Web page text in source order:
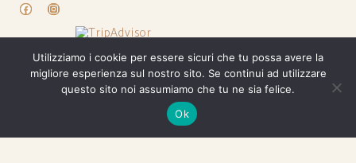
FacebookInstagram
PRIVACY POLICY
Utilizziamo i cookie per essere sicuri che tu possa avere la
migliore esperienza sul nostro sito. Se continui ad utilizzare
questo sito noi assumiamo che tu ne sia felice.
Ok